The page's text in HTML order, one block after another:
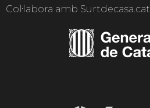
Col·labora amb Surtdecasa.cat